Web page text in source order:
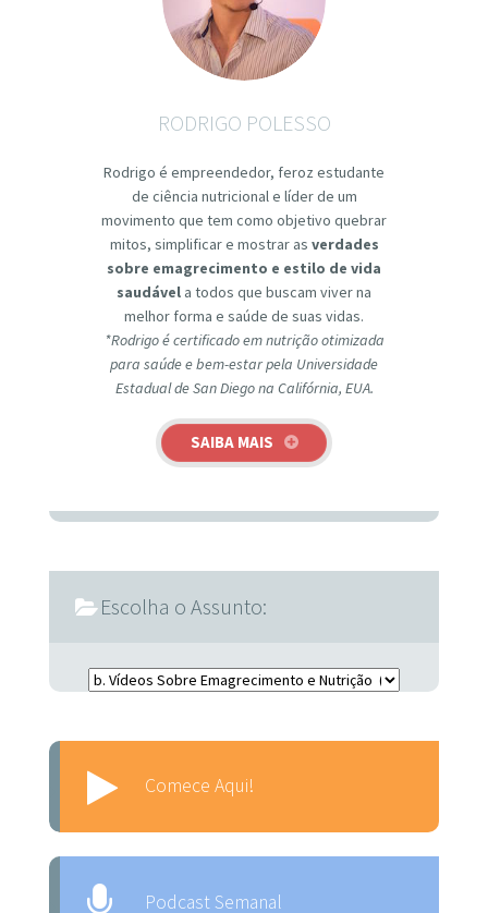
RODRIGO POLESSO
Rodrigo é empreendedor, feroz estudante
de ciência nutricional e líder de um
movimento que tem como objetivo quebrar
mitos, simplificar e mostrar as verdades
sobre emagrecimento e estilo de vida
saudável a todos que buscam viver na
melhor forma e saúde de suas vidas.
*Rodrigo é certificado em nutrição otimizada
para saúde e bem-estar pela Universidade
Estadual de San Diego na Califórnia, EUA.
SAIBA MAIS
Escolha o Assunto:
Escolha o Assunto:
Comece Aqui!
Podcast Semanal